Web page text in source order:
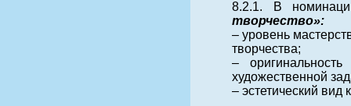
8.2.1. В
творчество»:
– уровень
творчества;
–
художественной
– эстетический вид